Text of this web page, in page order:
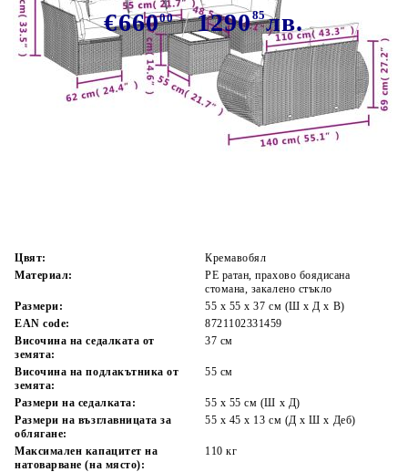
€66000 129085лв.
В наличност: 86 бр.
Време за доставка: 5 до 9 дни
Цвят:
Кремавобял
Материал:
PE ратан, прахово боядисана
стомана, закалено стъкло
Размери:
55 x 55 x 37 см (Ш x Д x В)
EAN code:
8721102331459
Височина на седалката от
земята:
37 см
Височина на подлакътника от
земята:
55 см
Размери на седалката:
55 x 55 cм (Ш x Д)
Размери на възглавницата за
облягане:
55 x 45 x 13 см (Д х Ш x Деб)
Максимален капацитет на
натоварване (на място):
110 кг